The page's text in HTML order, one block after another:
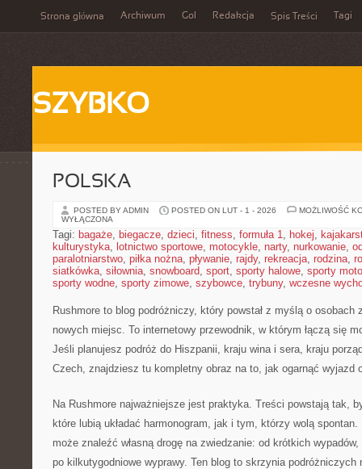
Strona główna Archiwum Gol Redakcja Spis Treści Tagi
SZYBKO
POLSKA
POSTED BY ADMIN POSTED ON LUT - 1 - 2026
MOŻLIWOŚĆ
WYŁĄCZONA
Tagi: bagaże, biegacze, dzieci, fitness, formuła 1, hokej,
kulturystyka, lotnictwo sportowe, motocykle, narty, nurkowanie,
paralotniarstwo, piłka nożna, pływanie, rajdy, rekreacja, rodzina,
siatkówka, siłownia, snowboard, sport, sporty halowe, sporty
sporty wodne, sporty zimowe, szybowce, trybuny, wczesne
Rushmore to blog podróżniczy, który powstał z myślą o osobach
nowych miejsc. To internetowy przewodnik, w którym łączą się
Jeśli planujesz podróż do Hiszpanii, kraju wina i sera, kraju
Czech, znajdziesz tu kompletny obraz na to, jak ogarnąć wyjazd
Na Rushmore najważniejsze jest praktyka. Treści powstają tak,
które lubią układać harmonogram, jak i tym, którzy wolą
może znaleźć własną drogę na zwiedzanie: od krótkich
po kilkutygodniowe wyprawy. Ten blog to skrzynia